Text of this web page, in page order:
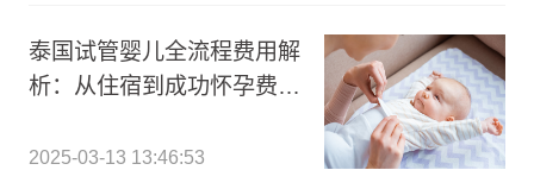
泰国试管婴儿全流程费用解
析：从住宿到成功怀孕费用
2025-03-13 13:46:53